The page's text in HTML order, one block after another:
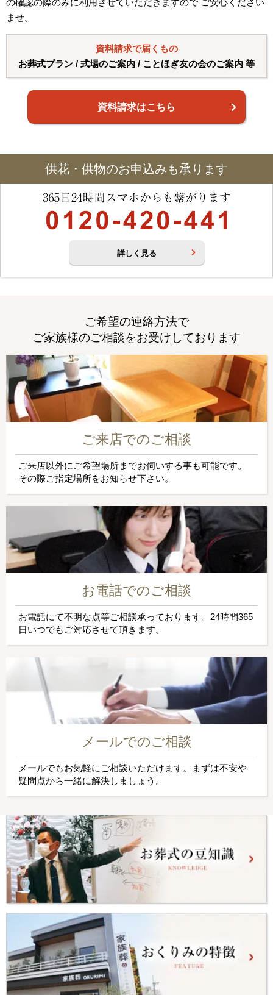
の確認の際のみに利用させていただきますので ご安心ください
ませ。
資料請求で届くもの
お葬式プラン / 式場のご案内 / ことほぎ友の会のご案内 等
資料請求はこちら
供花・供物のお申込みも承ります
詳しく見る
ご希望の連絡方法で
ご家族様のご相談をお受けしております
ご来店でのご相談
ご来店以外にご希望場所までお伺いする事も可能です。
その際ご指定場所をお知らせ下さい。
お電話でのご相談
お電話にて不明な点等ご相談承っております。24時間365
日いつでもご対応させて頂きます。
メールでのご相談
メールでもお気軽にご相談いただけます。まずは不安や
疑問点から一緒に解決しましょう。